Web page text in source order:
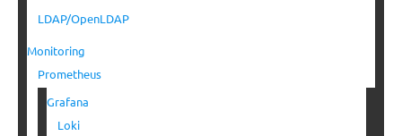
LDAP/OpenLDAP
Monitoring
Prometheus
Grafana
Loki